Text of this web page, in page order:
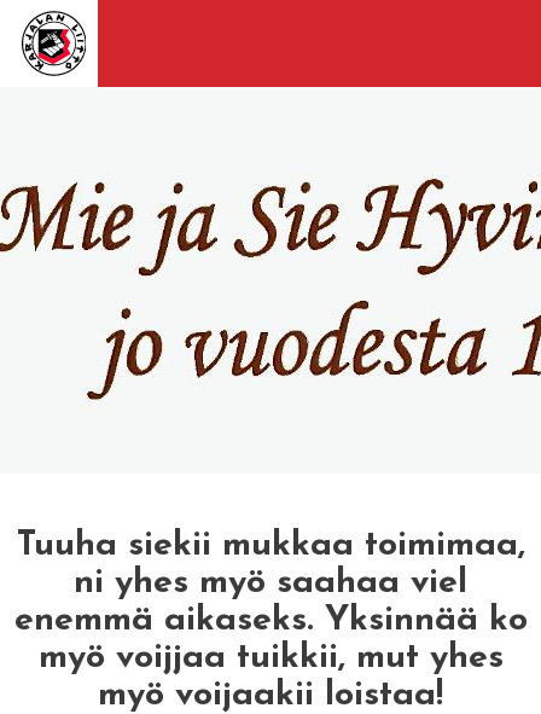
Tuuha siekii mukkaa toimimaa,
ni yhes myö saahaa viel
enemmä aikaseks. Yksinnää ko
myö voijjaa tuikkii, mut yhes
myö voijaakii loistaa!